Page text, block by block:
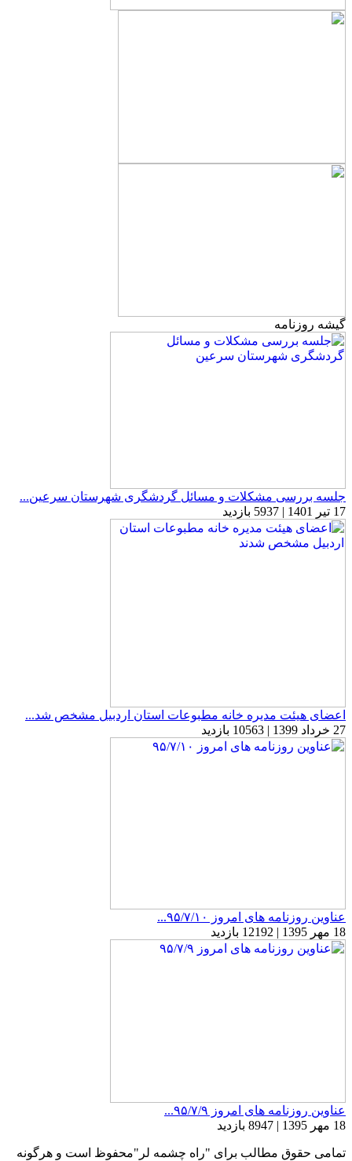
گیشه روزنامه
جلسه بررسی مشکلات و مسائل گردشگری شهرستان سرعین...
17 تیر 1401 | 5937 بازدید
اعضای هیئت مدیره خانه مطبوعات استان اردبیل مشخص شد...
27 خرداد 1399 | 10563 بازدید
عناوین روزنامه های امروز ۹۵/۷/۱۰...
18 مهر 1395 | 12192 بازدید
عناوین روزنامه های امروز ۹۵/۷/۹...
18 مهر 1395 | 8947 بازدید
تمامی حقوق مطالب برای "راه چشمه لر"محفوظ است و هرگونه